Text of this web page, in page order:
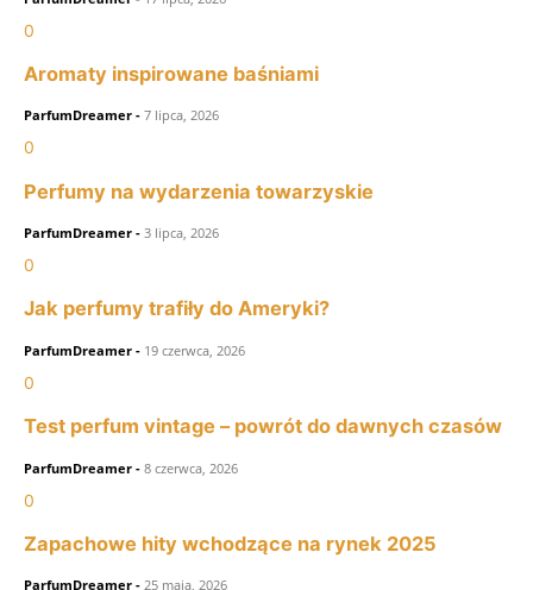
0
Aromaty inspirowane baśniami
ParfumDreamer - 7 lipca, 2026
0
Perfumy na wydarzenia towarzyskie
ParfumDreamer - 3 lipca, 2026
0
Jak perfumy trafiły do Ameryki?
ParfumDreamer - 19 czerwca, 2026
0
Test perfum vintage – powrót do dawnych czasów
ParfumDreamer - 8 czerwca, 2026
0
Zapachowe hity wchodzące na rynek 2025
ParfumDreamer - 25 maja, 2026